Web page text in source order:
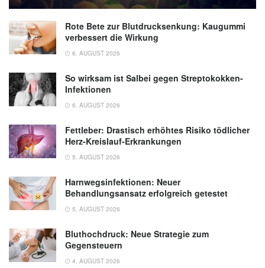
Rote Bete zur Blutdrucksenkung: Kaugummi
verbessert die Wirkung
6. AUGUST 2026
So wirksam ist Salbei gegen Streptokokken-
Infektionen
6. AUGUST 2026
Fettleber: Drastisch erhöhtes Risiko tödlicher
Herz-Kreislauf-Erkrankungen
5. AUGUST 2026
Harnwegsinfektionen: Neuer
Behandlungsansatz erfolgreich getestet
5. AUGUST 2026
Bluthochdruck: Neue Strategie zum
Gegensteuern
4. AUGUST 2026